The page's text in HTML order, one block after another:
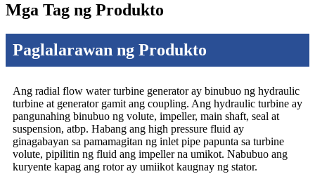
Mga Tag ng Produkto
Paglalarawan ng Produkto
Ang radial flow water turbine generator ay binubuo ng hydraulic
turbine at generator gamit ang coupling. Ang hydraulic turbine ay
pangunahing binubuo ng volute, impeller, main shaft, seal at
suspension, atbp. Habang ang high pressure fluid ay
ginagabayan sa pamamagitan ng inlet pipe papunta sa turbine
volute, pipilitin ng fluid ang impeller na umikot. Nabubuo ang
kuryente kapag ang rotor ay umiikot kaugnay ng stator.